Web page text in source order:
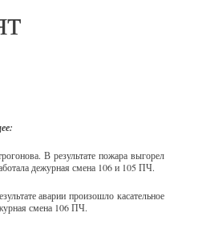
В результате пожара выгорел
дежурная смена 106 и 105 ПЧ.
аварии произошло касательное
смена 106 ПЧ.